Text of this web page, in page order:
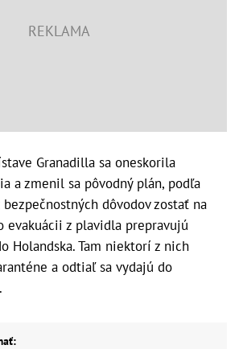
Granadilla sa oneskorila
a zmenil sa pôvodný plán, podľa
dôvodov zostať na
evakuácii z plavidla prepravujú
Holandska. Tam niektorí z nich
a odtiaľ sa vydajú do